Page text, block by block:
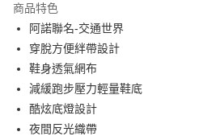
２．訂單成立數日內，您將收到繳費通知簡
３．收到繳費通知簡訊後14天內，點擊此
ATM／網路銀行／等多元方式進行付款，
※ 請注意：結帳手續完成當下不需立刻繳
購買商品的店家。未經商家同意取消之訂
後付繳納相關費用。
※ 交易是否成功請以「AFTEE先享後付
是否繳費成功／繳費後需取消欲退款等相
客戶支援中心」https://
每筆NT$9,999，滿NT$7,999(含以上)
付款後7-11取貨(追蹤碼前面加上868
每筆NT$90，滿NT$799(含以上)免運費
宅配運費
每筆NT$90，滿NT$699(含以上)免運費
商品特色
阿諾聯名-交通世界
穿脫方便絆帶設計
鞋身透氣網布
減緩跑步壓力輕量鞋底
酷炫底燈設計
夜間反光織帶